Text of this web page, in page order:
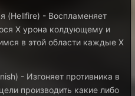
(Hellfire) - Воспламеняет
X урона колдующему и
в этой области каждые X
- Изгоняет противника в
производить какие либо